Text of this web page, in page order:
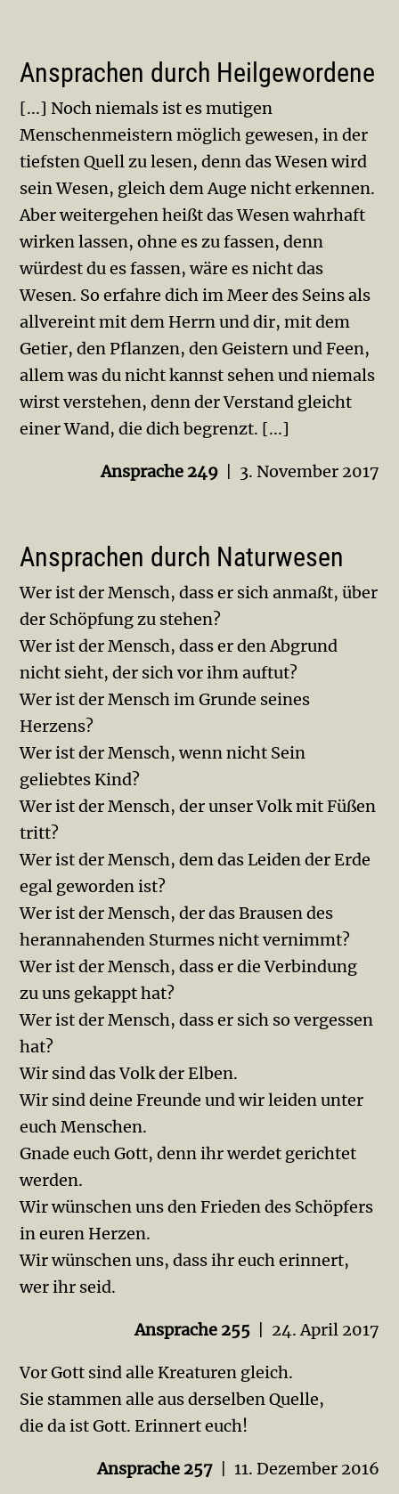
Ansprachen durch Heilgewordene
[...] Noch niemals ist es mutigen
Menschenmeistern möglich gewesen, in der
tiefsten Quell zu lesen, denn das Wesen wird
sein Wesen, gleich dem Auge nicht erkennen.
Aber weitergehen heißt das Wesen wahrhaft
wirken lassen, ohne es zu fassen, denn
würdest du es fassen, wäre es nicht das
Wesen. So erfahre dich im Meer des Seins als
allvereint mit dem Herrn und dir, mit dem
Ge­tier, den Pflanzen, den Geistern und Feen,
allem was du nicht kannst sehen und niemals
wirst verstehen, denn der Verstand gleicht
einer Wand, die dich begrenzt. [...]
Ansprache 249 | 3. November 2017
Ansprachen durch Naturwesen
Wer ist der Mensch, dass er sich anmaßt, über
der Schöpfung zu stehen?
Wer ist der Mensch, dass er den Abgrund
nicht sieht, der sich vor ihm auftut?
Wer ist der Mensch im Grunde seines
Herzens?
Wer ist der Mensch, wenn nicht Sein
geliebtes Kind?
Wer ist der Mensch, der unser Volk mit Füßen
tritt?
Wer ist der Mensch, dem das Leiden der Erde
egal geworden ist?
Wer ist der Mensch, der das Brausen des
heran­nahenden Sturmes nicht vernimmt?
Wer ist der Mensch, dass er die Verbindung
zu uns gekappt hat?
Wer ist der Mensch, dass er sich so vergessen
hat?
Wir sind das Volk der Elben.
Wir sind deine Freunde und wir leiden unter
euch Menschen.
Gnade euch Gott, denn ihr werdet gerichtet
werden.
Wir wünschen uns den Frieden des Schöpfers
in euren Herzen.
Wir wünschen uns, dass ihr euch erinnert,
wer ihr seid.
Ansprache 255 | 24. April 2017
Vor Gott sind alle Kreaturen gleich.
Sie stammen alle aus derselben Quelle,
die da ist Gott. Erinnert euch!
Ansprache 257 | 11. Dezember 2016